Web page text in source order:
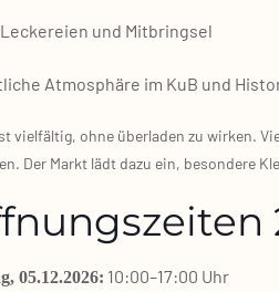
und Mit­bring­sel
Atmo­sphä­re im KuB und
viel­fäl­tig, ohne über­la­den zu wir­ken.
Der Markt lädt dazu ein, beson­de­re
05.12.2026: 10:00–17:00 Uhr